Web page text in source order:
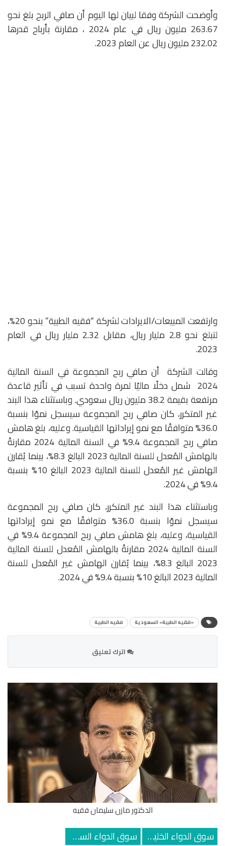
وأوضحت الشركة وفقا لبيان لها اليوم أن صافي الربح بلغ نحو
263.67 مليون ريال في عام 2024 ، مقارنة بأرباح قدرها
232.02 مليون ريال عن العام 2023.
وارتفعت المبيعات/الايرادات لشركة “فقيه الطبية” بنحو 20%،
لتبلغ نحو 2.8 مليار ريال، مقابل 2.32 مليار ريال في العام
2023.
وقالت الشركة أن صافي ربح المجموعة في السنة المالية
2024 شمل دخلًا ماليًا لمرة واحدة تسبب في تأثير قاعدة
مرتفعة بقيمة 38.2 مليون ريال سعودي. وباستثناء هذا البند
غير المتكرر، كان صافي ربح المجموعة سيسجل نموًا بنسبة
36.0% متوافقًا مع نمو إيراداتها القياسية. وعليه، بلغ هامش
صافي ربح المجموعة 9.4% في السنة المالية 2024 مقارنةً
بالهامش المُعدل للسنة المالية 2023 البالغ 8.3%، بينما يُقارن
الهامش غير المُعدل للسنة المالية 2023 البالغ 10% بنسبة
9.4% في 2024.
وباستثناء هذا البند غير المتكرر، كان صافي ربح المجموعة
سيسجل نموًا بنسبة 36.0% متوافقًا مع نمو إيراداتها
القياسية، وعليه، بلغ هامش صافي ربح المجموعة 9.4% في
السنة المالية 2024 مقارنةً بالهامش المُعدل للسنة المالية
2023 البالغ 8.3%، بينما يُقارن الهامش غير المُعدل للسنة
المالية 2023 البالغ 10% بنسبة 9.4% في 2024.
«فقيه الطبية» السعودية فقيه الطبية
اترك تعليق
الدكتور مازن سليمان فقيه
سوق الدواء الخليجي
سوق الدواء السعودي